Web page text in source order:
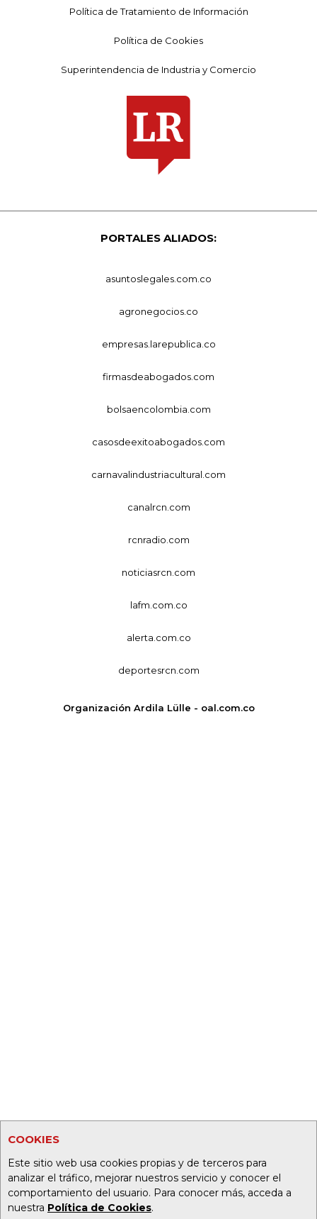
COOKIES
Este sitio web usa cookies propias y de terceros para
analizar el tráfico, mejorar nuestros servicio y conocer el
comportamiento del usuario. Para conocer más, acceda a
nuestra Política de Cookies.
Política de Tratamiento de Información
Política de Cookies
Superintendencia de Industria y Comercio
PORTALES ALIADOS:
asuntoslegales.com.co
agronegocios.co
empresas.larepublica.co
firmasdeabogados.com
bolsaencolombia.com
casosdeexitoabogados.com
carnavalindustriacultural.com
canalrcn.com
rcnradio.com
noticiasrcn.com
lafm.com.co
alerta.com.co
deportesrcn.com
Organización Ardila Lülle - oal.com.co